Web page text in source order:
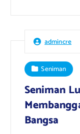
admincre
Seniman
Seniman
Bangsa